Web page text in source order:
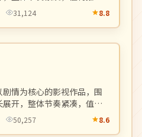
31,124 8.8
情为核心的影视作品，围
开，整体节奏紧凑，值得
50,257 8.6